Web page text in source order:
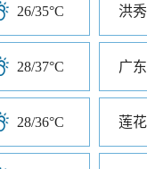
26/35°C 洪
28/37°C 广
28/36°C 莲